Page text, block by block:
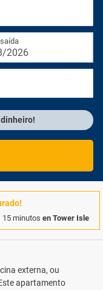
2026
minutos en Tower Isle
externa, ou
apartamento